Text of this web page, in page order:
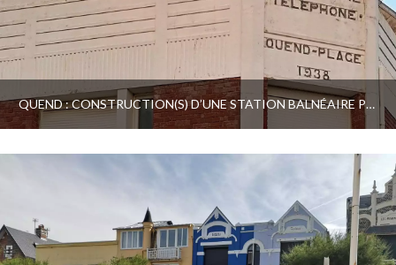
QUEND : CONSTRUCTION(S) D’UNE STATION BALNÉAIRE PICARDE